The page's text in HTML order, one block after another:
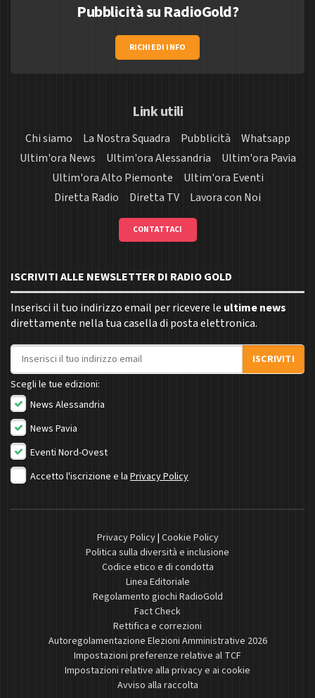
Pubblicità su RadioGold?
RICHIEDI INFO
Link utili
Chi siamo La Nostra Squadra Pubblicità
Whatsapp
Ultim'ora News
Ultim'ora Alessandria
Ultim'ora Pavia
Ultim'ora Alto Piemonte
Ultim'ora Eventi
Diretta Radio
Diretta TV Lavora con Noi
CONTATTACI
ISCRIVITI ALLE NEWSLETTER DI RADIO GOLD
Inserisci il tuo indirizzo email per ricevere le ultime news
direttamente nella tua casella di posta elettronica.
Indirizzo email
ISCRIVITI
Scegli le tue edizioni:
News Alessandria
News Pavia
Eventi Nord-Ovest
Accetto l'iscrizione e la Privacy Policy
Privacy Policy| Cookie Policy
Politica sulla diversità e inclusione
Codice etico e di condotta
Linea Editoriale
Regolamento giochi RadioGold
Fact Check
Rettifica e correzioni
Autoregolamentazione Elezioni Amministrative 2026
Impostazioni preferenze relative al TCF
Impostazioni relative alla privacy e ai cookie
Avviso alla raccolta